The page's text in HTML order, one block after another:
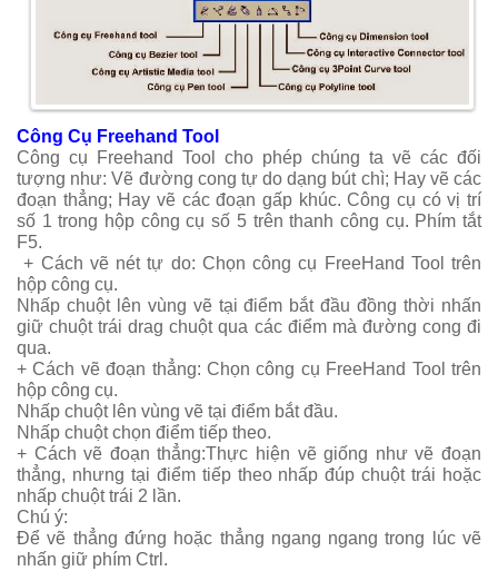
Công Cụ Freehand Tool
Công cụ Freehand Tool cho phép chúng ta vẽ các đối
tượng như: Vẽ đường cong tự do dạng bút chì; Hay vẽ các
đoạn thẳng; Hay vẽ các đoạn gấp khúc. Công cụ có vị trí
số 1 trong hộp công cụ số 5 trên thanh công cụ. Phím tắt
F5.
+ Cách vẽ nét tự do: Chọn công cụ FreeHand Tool trên
hộp công cụ.
Nhấp chuột lên vùng vẽ tại điểm bắt đầu đồng thời nhấn
giữ chuột trái drag chuột qua các điểm mà đường cong đi
qua.
+ Cách vẽ đoạn thẳng: Chọn công cụ FreeHand Tool trên
hộp công cụ.
Nhấp chuột lên vùng vẽ tại điểm bắt đầu.
Nhấp chuột chọn điểm tiếp theo.
+ Cách vẽ đoạn thẳng:Thực hiện vẽ giống như vẽ đoạn
thẳng, nhưng tại điểm tiếp theo nhấp đúp chuột trái hoặc
nhấp chuột trái 2 lần.
Chú ý:
Để vẽ thẳng đứng hoặc thẳng ngang ngang trong lúc vẽ
nhấn giữ phím Ctrl.